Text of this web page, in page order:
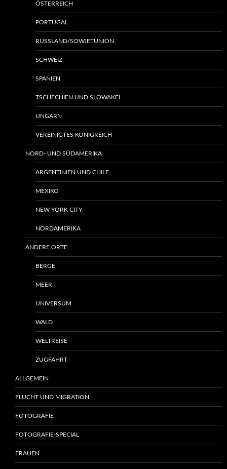
ÖSTERREICH
PORTUGAL
RUSSLAND/SOWJETUNION
SCHWEIZ
SPANIEN
TSCHECHIEN UND SLOWAKEI
UNGARN
VEREINIGTES KÖNIGREICH
NORD- UND SÜDAMERIKA
ARGENTINIEN UND CHILE
MEXIKO
NEW YORK CITY
NORDAMERIKA
ANDERE ORTE
BERGE
MEER
UNIVERSUM
WALD
WELTREISE
ZUGFAHRT
ALLGEMEIN
FLUCHT UND MIGRATION
FOTOGRAFIE
FOTOGRAFIE-SPECIAL
FRAUEN